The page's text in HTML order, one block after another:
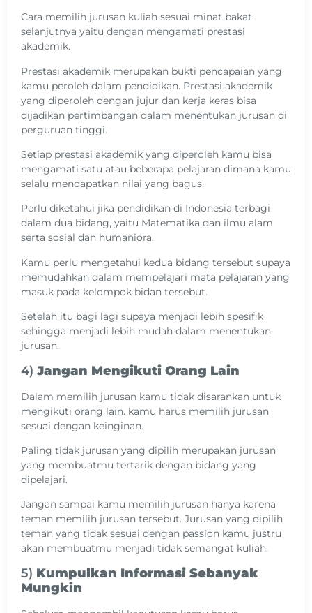
Cara memilih jurusan kuliah sesuai minat bakat
selanjutnya yaitu dengan mengamati prestasi
akademik.
Prestasi akademik merupakan bukti pencapaian yang
kamu peroleh dalam pendidikan. Prestasi akademik
yang diperoleh dengan jujur dan kerja keras bisa
dijadikan pertimbangan dalam menentukan jurusan di
perguruan tinggi.
Setiap prestasi akademik yang diperoleh kamu bisa
mengamati satu atau beberapa pelajaran dimana kamu
selalu mendapatkan nilai yang bagus.
Perlu diketahui jika pendidikan di Indonesia terbagi
dalam dua bidang, yaitu Matematika dan ilmu alam
serta sosial dan humaniora.
Kamu perlu mengetahui kedua bidang tersebut supaya
memudahkan dalam mempelajari mata pelajaran yang
masuk pada kelompok bidan tersebut.
Setelah itu bagi lagi supaya menjadi lebih spesifik
sehingga menjadi lebih mudah dalam menentukan
jurusan.
4)Jangan Mengikuti Orang Lain
Dalam memilih jurusan kamu tidak disarankan untuk
mengikuti orang lain. kamu harus memilih jurusan
sesuai dengan keinginan.
Paling tidak jurusan yang dipilih merupakan jurusan
yang membuatmu tertarik dengan bidang yang
dipelajari.
Jangan sampai kamu memilih jurusan hanya karena
teman memilih jurusan tersebut. Jurusan yang dipilih
teman yang tidak sesuai dengan passion kamu justru
akan membuatmu menjadi tidak semangat kuliah.
5) Kumpulkan Informasi Sebanyak
Mungkin